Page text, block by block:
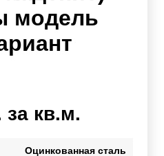
модель
за кв.м.
Оцинкованная сталь